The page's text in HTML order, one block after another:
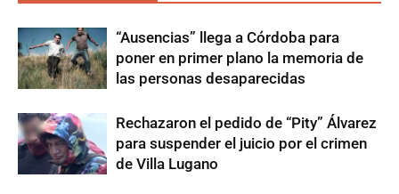
“Ausencias” llega a Córdoba para
poner en primer plano la memoria de
las personas desaparecidas
Rechazaron el pedido de “Pity” Álvarez
para suspender el juicio por el crimen
de Villa Lugano